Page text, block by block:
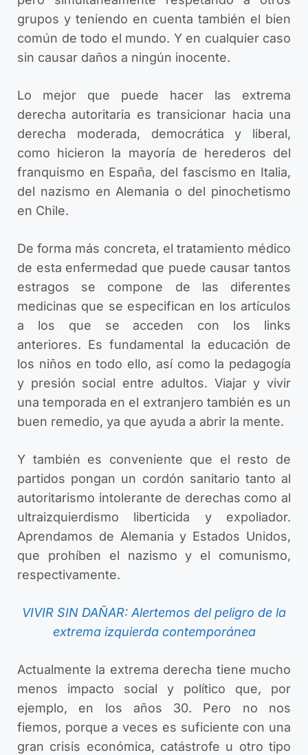
grupos y teniendo en cuenta también el bien
común de todo el mundo. Y en cualquier caso
sin causar daños a ningún inocente.
Lo mejor que puede hacer las extrema
derecha autoritaria es transicionar hacia una
derecha moderada, democrática y liberal,
como hicieron la mayoría de herederos del
franquismo en España, del fascismo en Italia,
del nazismo en Alemania o del pinochetismo
en Chile.
De forma más concreta, el tratamiento médico
de esta enfermedad que puede causar tantos
estragos se compone de las diferentes
medicinas que se especifican en los artículos
a los que se acceden con los links
anteriores. Es fundamental la educación de
los niños en todo ello, así como la pedagogía
y presión social entre adultos. Viajar y vivir
una temporada en el extranjero también es un
buen remedio, ya que ayuda a abrir la mente.
Y también es conveniente que el resto de
partidos pongan un cordón sanitario tanto al
autoritarismo intolerante de derechas como al
ultraizquierdismo liberticida y expoliador.
Aprendamos de Alemania y Estados Unidos,
que prohíben el nazismo y el comunismo,
respectivamente.
VIVIR SIN DAÑAR: Alertemos del peligro de la
extrema izquierda contemporánea
Actualmente la extrema derecha tiene mucho
menos impacto social y político que, por
ejemplo, en los años 30. Pero no nos
fiemos, porque a veces es suficiente con una
gran crisis económica, catástrofe u otro tipo